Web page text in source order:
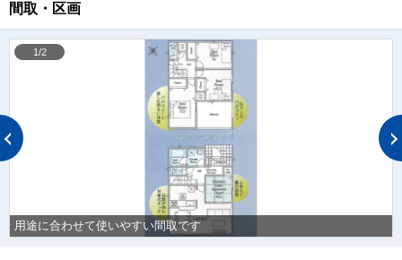
間取・区画
用途に合わせて使いやすい間取です
1/2